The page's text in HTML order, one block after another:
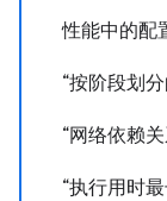
性能中的配
“按阶段划
“网络依赖
“执行用时